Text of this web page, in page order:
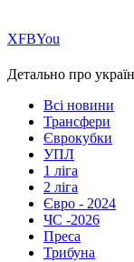
ХFBYou
Детально про
Всі новини
Трансфери
Єврокубки
УПЛ
1 ліга
2 ліга
Євро - 2024
ЧС -2026
Преса
Трибуна